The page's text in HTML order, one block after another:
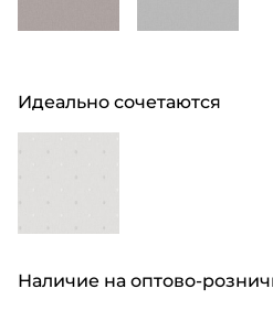
Идеально сочетаются
Наличие на оптово-